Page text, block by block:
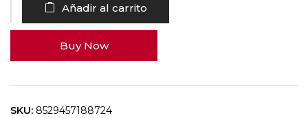
Añadir al carrito
Buy Now
SKU: 8529457188724